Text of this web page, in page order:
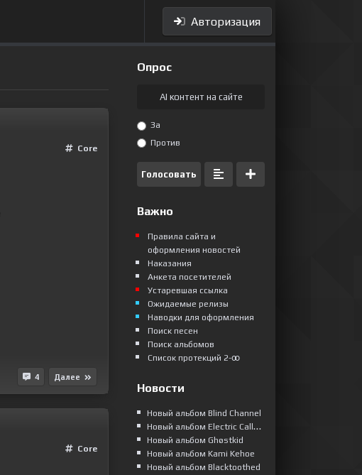
Авторизация
Сore
4 Далее
Сore
Опрос
AI контент на сайте
За
Против
Голосовать
Важно
Правила сайта и
оформления новостей
Наказания
Анкета посетителей
Устаревшая ссылка
Ожидаемые релизы
Наводки для оформления
Поиск песен
Поиск альбомов
Список протекций 2-ꝏ
Новости
Новый альбом Blind Channel
Новый альбом Electric Callboy
Новый альбом Ghøstkid
Новый альбом Kami Kehoe
Новый альбом Blacktoothed